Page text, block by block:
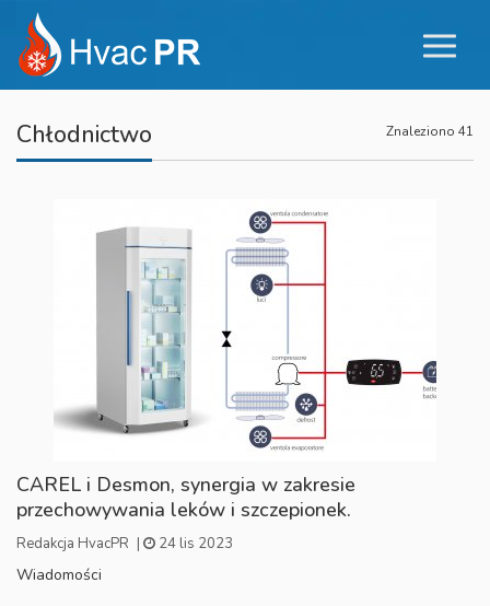
Chłodnictwo Znaleziono 41
CAREL i Desmon, synergia w zakresie
przechowywania leków i szczepionek.
Redakcja HvacPR | 24 lis 2023
Wiadomości